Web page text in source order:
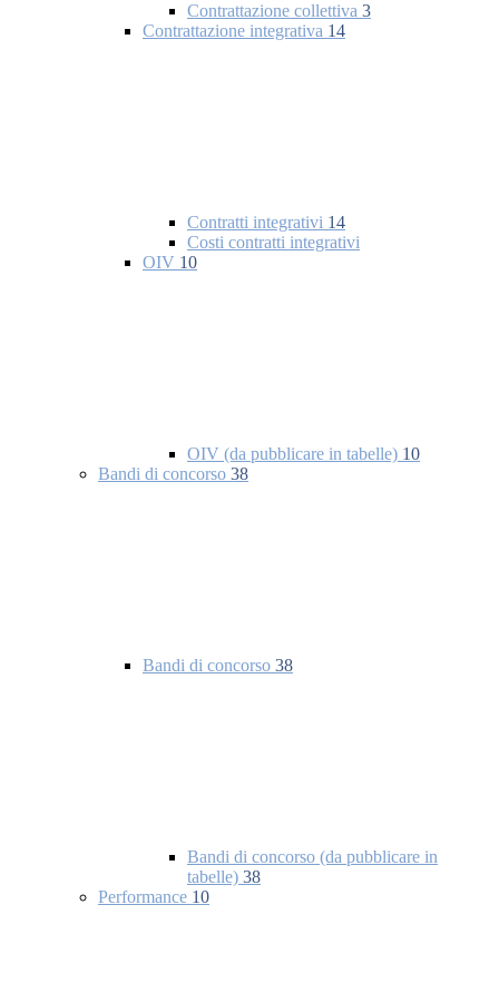
Contrattazione collettiva 3
Contrattazione integrativa 14
Contratti integrativi 14
Costi contratti integrativi
OIV 10
OIV (da pubblicare in tabelle) 10
Bandi di concorso 38
Bandi di concorso 38
Bandi di concorso (da pubblicare in
tabelle) 38
Performance 10